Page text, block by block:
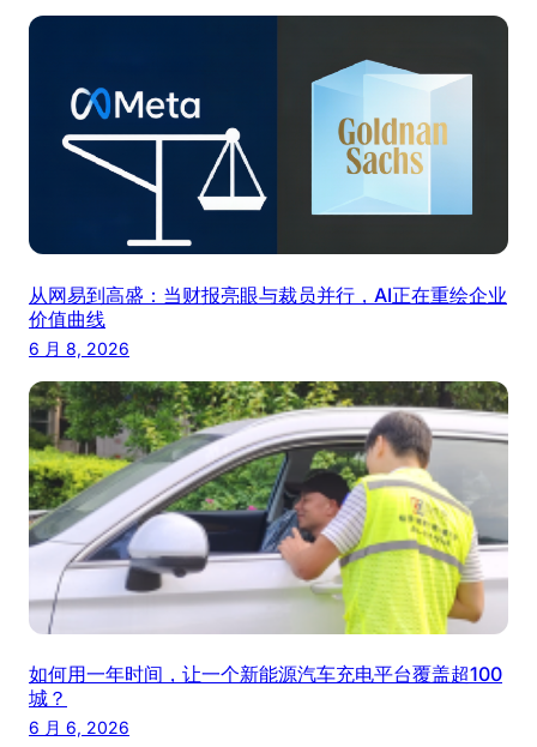
从网易到高盛：当财报亮眼与裁员并行，AI正在重绘企业
价值曲线
6 月 8, 2026
如何用一年时间，让一个新能源汽车充电平台覆盖超100
城？
6 月 6, 2026